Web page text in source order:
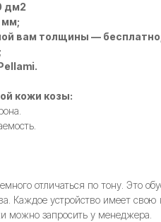
дм2
мм;
вам толщины —
кожи козы:
отличаться по тону. Это
Каждое устройство имеет свою
можно запросить у менеджера.